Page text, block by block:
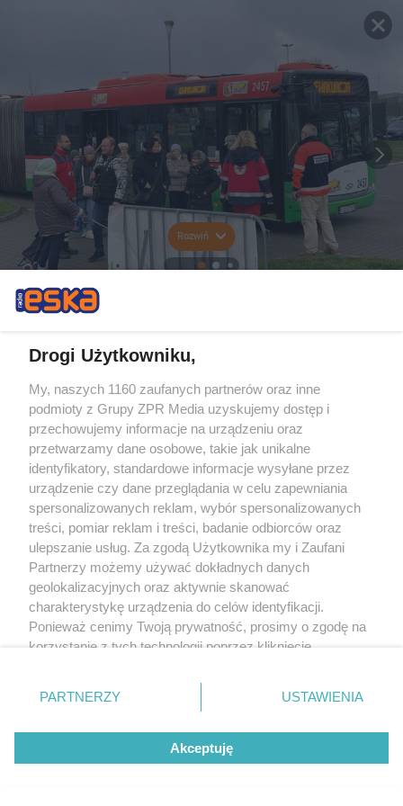
Rozwiń
Drogi Użytkowniku,
My, naszych 1160 zaufanych partnerów oraz inne
podmioty z Grupy ZPR Media uzyskujemy dostęp i
przechowujemy informacje na urządzeniu oraz
przetwarzamy dane osobowe, takie jak unikalne
identyfikatory, standardowe informacje wysyłane przez
urządzenie czy dane przeglądania w celu zapewniania
spersonalizowanych reklam, wybór spersonalizowanych
treści, pomiar reklam i treści, badanie odbiorców oraz
ulepszanie usług. Za zgodą Użytkownika my i Zaufani
Partnerzy możemy używać dokładnych danych
geolokalizacyjnych oraz aktywnie skanować
charakterystykę urządzenia do celów identyfikacji.
Ponieważ cenimy Twoją prywatność, prosimy o zgodę na
korzystanie z tych technologii poprzez kliknięcie
zmienić/wycofać klikając przycisk ustawień prywatności
znajdujący się w lewym dolnym rogu strony
rodzaje przetwarzania danych nie wymagają zgody
użytkownika, ale masz prawo sprzeciwić się takiemu
przetwarzaniu. Preferencje będą miały zastosowanie tylko
PARTNERZY USTAWIENIA
Akceptuję